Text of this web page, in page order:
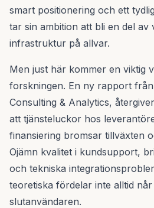
smart positionering och ett
tar sin ambition att bli en del av
infrastruktur på allvar.
Men just här kommer en viktig
forskningen. En ny rapport från
Consulting & Analytics,
att tjänsteluckor hos
finansiering bromsar tillväxten
Ojämn kvalitet i kundsupport,
och tekniska
teoretiska fördelar inte alltid
slutanvändaren.